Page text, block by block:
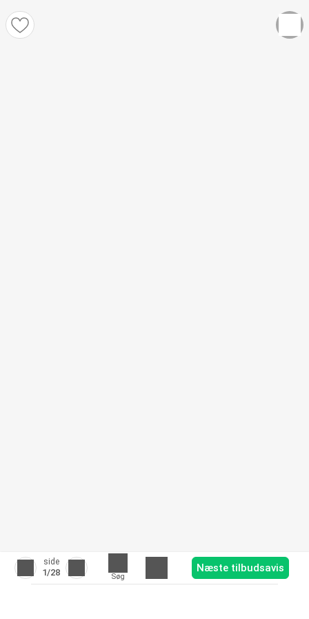
side
1/28 Søg
Næste tilbudsavis